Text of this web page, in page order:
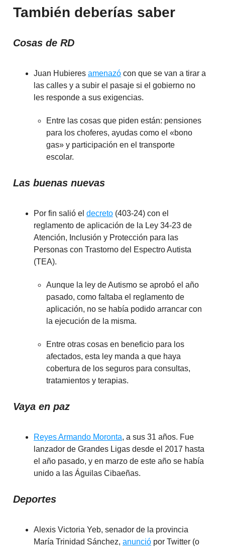
También deberías saber
Cosas de RD
Juan Hubieres amenazó con que se van a tirar a
las calles y a subir el pasaje si el gobierno no
les responde a sus exigencias.
Entre las cosas que piden están: pensiones
para los choferes, ayudas como el «bono
gas» y participación en el transporte
escolar.
Las buenas nuevas
Por fin salió el decreto (403-24) con el
reglamento de aplicación de la Ley 34-23 de
Atención, Inclusión y Protección para las
Personas con Trastorno del Espectro Autista
(TEA).
Aunque la ley de Autismo se aprobó el año
pasado, como faltaba el reglamento de
aplicación, no se había podido arrancar con
la ejecución de la misma.
Entre otras cosas en beneficio para los
afectados, esta ley manda a que haya
cobertura de los seguros para consultas,
tratamientos y terapias.
Vaya en paz
Reyes Armando Moronta, a sus 31 años. Fue
lanzador de Grandes Ligas desde el 2017 hasta
el año pasado, y en marzo de este año se había
unido a las Águilas Cibaeñas.
Deportes
Alexis Victoria Yeb, senador de la provincia
María Trinidad Sánchez, anunció por Twitter (o